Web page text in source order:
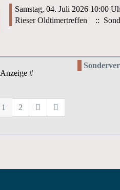
Samstag, 04. Juli 2026 10:00
Rieser Oldtimertreffen
::
Anzeige #
1 2